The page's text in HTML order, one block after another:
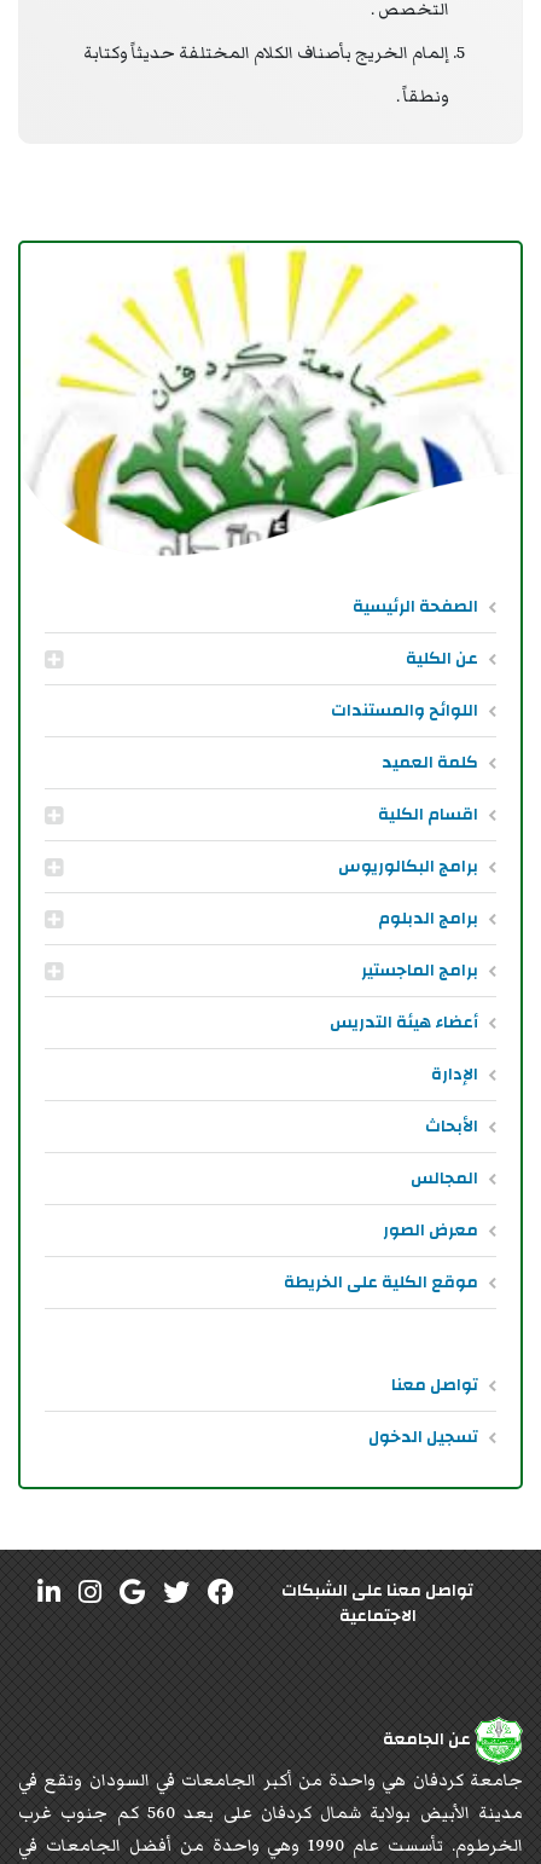
الصفحة الرئيسية
عن الكلية
اللوائح والمستندات
كلمة العميد
اقسام الكلية
برامج البكالوريوس
برامج الدبلوم
برامج الماجستير
أعضاء هيئة التدريس
الإدارة
الأبحاث
المجالس
معرض الصور
موقع الكلية على الخريطة
تواصل معنا
تسجيل الدخول
التخصص .
إلمام الخريج بأصناف الكلام المختلفة حديثاً وكتابة
ونطقاً .
تواصل معنا على الشبكات
الاجتماعية
عن الجامعة
جامعة كردفان هي واحدة من أكبر الجامعات في السودان وتقع في
مدينة الأبيض بولاية شمال كردفان على بعد 560 كم جنوب غرب
الخرطوم. تأسست عام 1990 وهي واحدة من أفضل الجامعات في